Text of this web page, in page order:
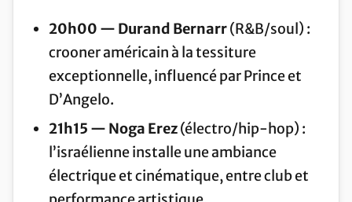
20h00 — Durand Bernarr(R&B/soul) :
crooner américain à la tessiture
exceptionnelle, influencé par Prince et
D’Angelo.
21h15 — Noga Erez(électro/hip-hop) :
l’israélienne installe une ambiance
électrique et cinématique, entre club et